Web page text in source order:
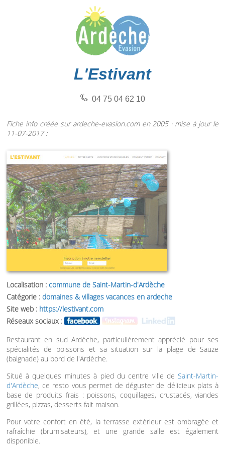
L'Estivant
04 75 04 62 10
Fiche info créée sur ardeche-evasion.com en 2005 · mise à jour le
11-07-2017 :
Localisation : commune de Saint-Martin-d'Ardèche
Catégorie : domaines & villages vacances en ardeche
Site web : https://lestivant.com
Réseaux sociaux :
Restaurant en sud Ardèche, particulièrement apprécié pour ses
spécialités de poissons et sa situation sur la plage de Sauze
(baignade) au bord de l'Ardèche.
Situé à quelques minutes à pied du centre ville deSaint-Martin-
d'Ardèche, ce resto vous permet de déguster de délicieux plats à
base de produits frais : poissons, coquillages, crustacés, viandes
grillées, pizzas, desserts fait maison.
Pour votre confort en été, la terrasse extérieur est ombragée et
rafraîchie (brumisateurs), et une grande salle est également
disponible.